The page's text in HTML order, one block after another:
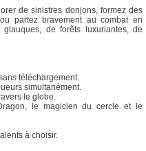
de sinistres donjons, formez des
partez bravement au combat en
de forêts luxuriantes, de
téléchargement.
simultanément.
le globe.
le magicien du cercle et le
à choisir.